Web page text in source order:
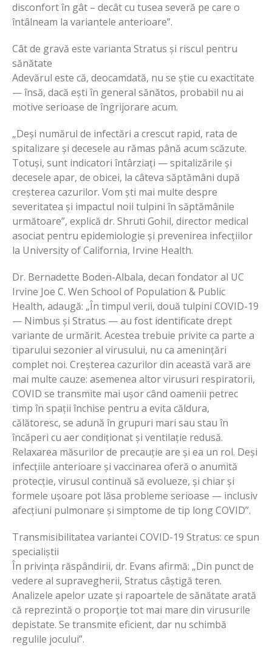
disconfort în gât – decât cu tusea severă pe care o
întâlneam la variantele anterioare”.
Cât de gravă este varianta Stratus și riscul pentru
sănătate
Adevărul este că, deocamdată, nu se știe cu exactitate
— însă, dacă ești în general sănătos, probabil nu ai
motive serioase de îngrijorare acum.
„Deși numărul de infectări a crescut rapid, rata de
spitalizare și decesele au rămas până acum scăzute.
Totuși, sunt indicatori întârziați — spitalizările și
decesele apar, de obicei, la câteva săptămâni după
creșterea cazurilor. Vom ști mai multe despre
severitatea și impactul noii tulpini în săptămânile
următoare”, explică dr. Shruti Gohil, director medical
asociat pentru epidemiologie și prevenirea infecțiilor
la University of California, Irvine Health.
Dr. Bernadette Boden-Albala, decan fondator al UC
Irvine Joe C. Wen School of Population & Public
Health, adaugă: „În timpul verii, două tulpini COVID-19
— Nimbus și Stratus — au fost identificate drept
variante de urmărit. Acestea trebuie privite ca parte a
tiparului sezonier al virusului, nu ca amenințări
complet noi. Creșterea cazurilor din această vară are
mai multe cauze: asemenea altor virusuri respiratorii,
COVID se transmite mai ușor când oamenii petrec
timp în spații închise pentru a evita căldura,
călătoresc, se adună în grupuri mari sau stau în
încăperi cu aer condiționat și ventilație redusă.
Relaxarea măsurilor de precauție are și ea un rol. Deși
infecțiile anterioare și vaccinarea oferă o anumită
protecție, virusul continuă să evolueze, și chiar și
formele ușoare pot lăsa probleme serioase — inclusiv
afecțiuni pulmonare și simptome de tip long COVID”.
Transmisibilitatea variantei COVID-19 Stratus: ce spun
specialiștii
În privința răspândirii, dr. Evans afirmă: „Din punct de
vedere al supravegherii, Stratus câștigă teren.
Analizele apelor uzate și rapoartele de sănătate arată
că reprezintă o proporție tot mai mare din virusurile
depistate. Se transmite eficient, dar nu schimbă
regulile jocului”.